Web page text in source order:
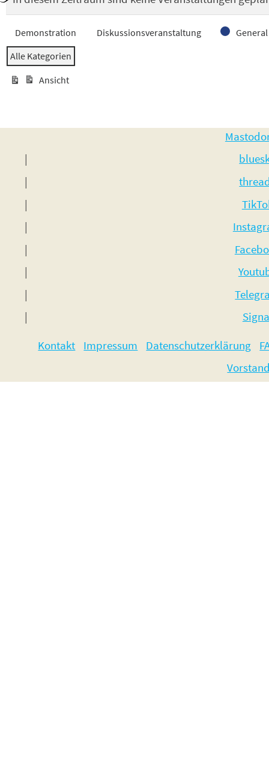
Veranstaltungskategorien
Demonstration Diskussionsveranstaltung
General
Alle Kategorien
Ansicht
ausdrucken
Kontakt
Impressum Datenschutzerklärung